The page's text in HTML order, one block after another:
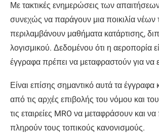
Με τακτικές ενημερώσεις των
συνεχώς να παράγουν μια ποικιλία
περιλαμβάνουν μαθήματα κατάρτισης,
λογισμικού. Δεδομένου ότι η αεροπορία
έγγραφα πρέπει να μεταφραστούν για να
Είναι επίσης σημαντικό αυτά τα
από τις αρχές επιβολής του νόμου και
τις εταιρείες MRO να μεταφράσουν και
πληρούν τους τοπικούς κανονισμούς.